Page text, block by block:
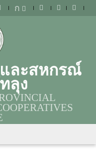
ก
ละสหกรณ์
ลุง